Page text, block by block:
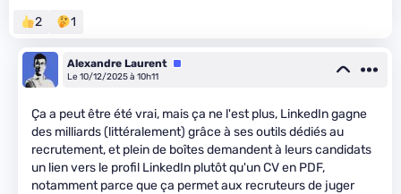
2 1
Alexandre Laurent Équipe
Le 10/12/2025 à 10h11
Ça a peut être été vrai, mais ça ne l'est plus, LinkedIn gagne
des milliards (littéralement) grâce à ses outils dédiés au
recrutement, et plein de boîtes demandent à leurs candidats
un lien vers le profil LinkedIn plutôt qu'un CV en PDF,
notamment parce que ça permet aux recruteurs de juger